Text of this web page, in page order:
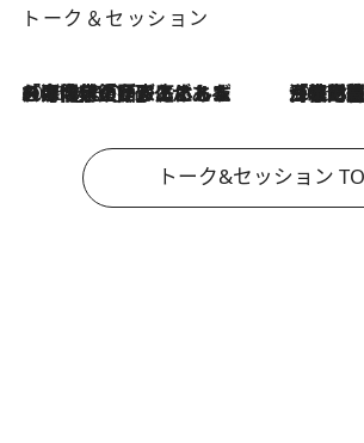
トーク＆セッション
2026.8.3
「今後値上げがあるとすれば…」「リスクがあるのは今年の冬」エネルギー専門家が語る、ホルムズ海峡封鎖が家庭にもたらす“ある心配” 2026.8.3
「住宅建てられない…」「サーチャージ料の高値が続いている」ホルムズ海峡封
トーク&セッション